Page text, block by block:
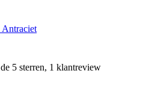
5 sterren, 1 klantreview